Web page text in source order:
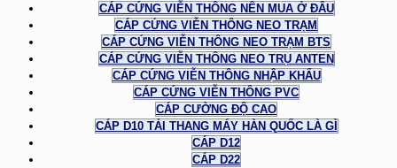
CÁP CỨNG VIỄN THÔNG NÊN MUA Ở ĐÂU
CÁP CỨNG VIỄN THÔNG NEO TRẠM
CÁP CỨNG VIỄN THÔNG NEO TRẠM BTS
CÁP CỨNG VIỄN THÔNG NEO TRỤ ANTEN
CÁP CỨNG VIỄN THÔNG NHẬP KHẨU
CÁP CỨNG VIỄN THÔNG PVC
CÁP CƯỜNG ĐỘ CAO
CÁP D10 TẢI THANG MÁY HÀN QUỐC LÀ GÌ
CÁP D12
CÁP D22